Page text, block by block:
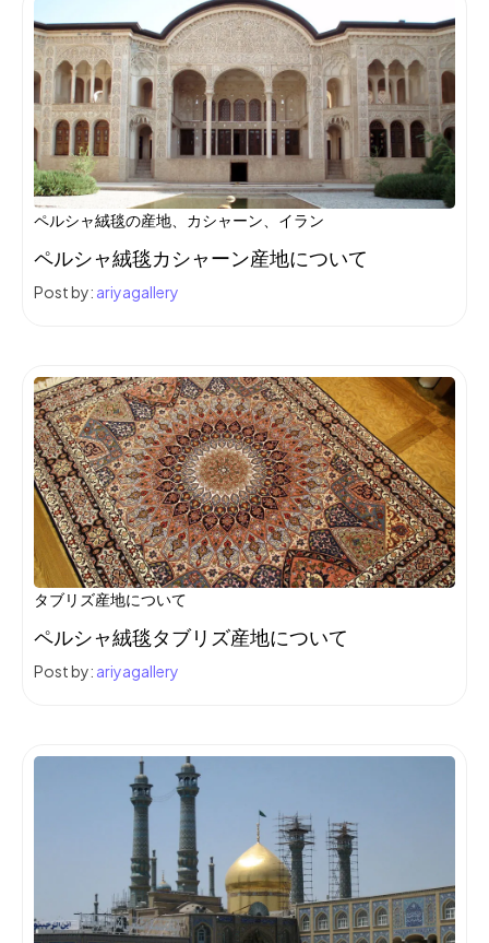
ペルシャ絨毯の産地、カシャーン、イラン
ペルシャ絨毯カシャーン産地について
Post by: ariyagallery
タブリズ産地について
ペルシャ絨毯タブリズ産地について
Post by: ariyagallery